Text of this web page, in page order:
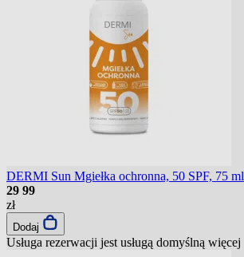
DERMI Sun Mgiełka ochronna, 50 SPF, 75 ml
29 99
zł
Dodaj
Usługa rezerwacji jest usługą domyślną więcej